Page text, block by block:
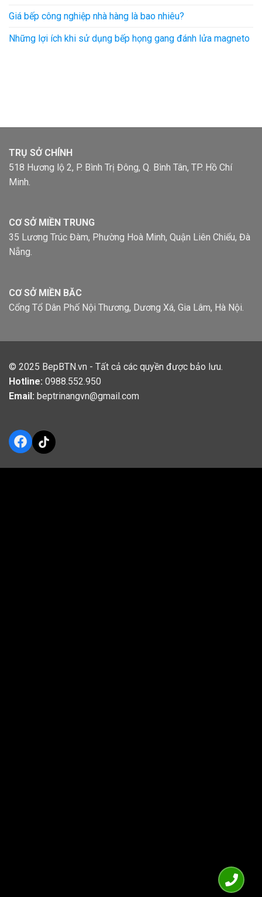
Giá bếp công nghiệp nhà hàng là bao nhiêu?
Những lợi ích khi sử dụng bếp họng gang đánh lửa magneto
TRỤ SỞ CHÍNH
518 Hương lộ 2, P. Bình Trị Đông, Q. Bình Tân, TP. Hồ Chí
Minh.
CƠ SỞ MIỀN TRUNG
35 Lương Trúc Đàm, Phường Hoà Minh, Quận Liên Chiểu, Đà
Nẵng.
CƠ SỞ MIỀN BĂC
Cổng Tổ Dân Phố Nội Thương, Dương Xá, Gia Lâm, Hà Nội.
© 2025 BepBTN.vn - Tất cả các quyền được bảo lưu.
Hotline: 0988.552.950
Email: beptrinangvn@gmail.com
Facebook
TikTok